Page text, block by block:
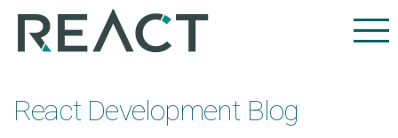
React Development Blog